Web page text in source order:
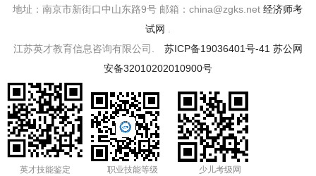
地址：南京市新街口中山东路9号 邮箱：china@zgks.net经济师考
试网
江苏英才教育信息咨询有限公司. 苏ICP备19036401号-41 苏公网
安备32010202010900号
英才技能鉴定 职业技能等级 少儿考级网